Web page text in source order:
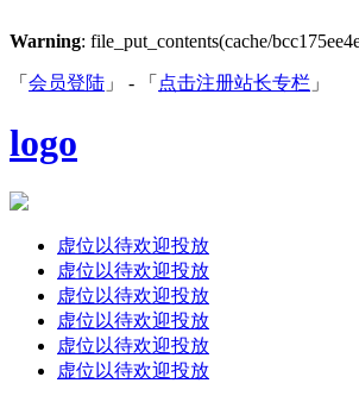
Warning: file_put_contents(cache/
「 会员登陆 」 - 「 点击注册站长专栏 」
logo
虚位以待欢迎投放
虚位以待欢迎投放
虚位以待欢迎投放
虚位以待欢迎投放
虚位以待欢迎投放
虚位以待欢迎投放